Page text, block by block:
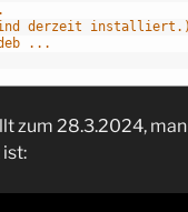
sind derzeit installiert.)
...
zum 28.3.2024,